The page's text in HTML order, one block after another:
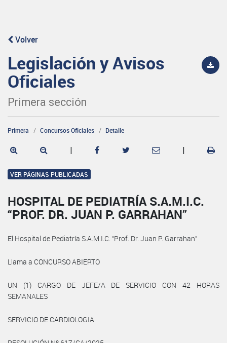
Volver
Legislación y Avisos
Oficiales
Primera sección
Primera Concursos Oficiales Detalle
| |
VER PÁGINAS PUBLICADAS
HOSPITAL DE PEDIATRÍA S.A.M.I.C.
“PROF. DR. JUAN P. GARRAHAN”
El Hospital de Pediatría S.A.M.I.C. “Prof. Dr. Juan P. Garrahan”
Llama a CONCURSO ABIERTO
UN (1) CARGO DE JEFE/A DE SERVICIO CON 42 HORAS
SEMANALES
SERVICIO DE CARDIOLOGIA